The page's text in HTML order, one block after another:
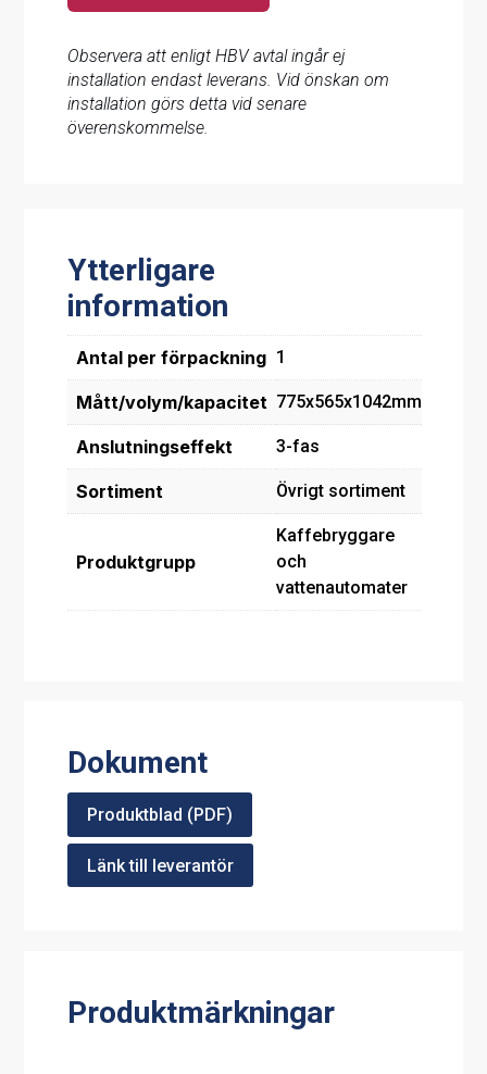
Observera att enligt HBV avtal ingår ej
installation endast leverans. Vid önskan om
installation görs detta vid senare
överenskommelse.
Ytterligare
information
Antal per förpackning 1
Mått/volym/kapacitet 775x565x1042mm
Anslutningseffekt 3-fas
Sortiment Övrigt sortiment
Produktgrupp
Kaffebryggare
och
vattenautomater
Dokument
Produktblad (PDF)
Länk till leverantör
Produktmärkningar